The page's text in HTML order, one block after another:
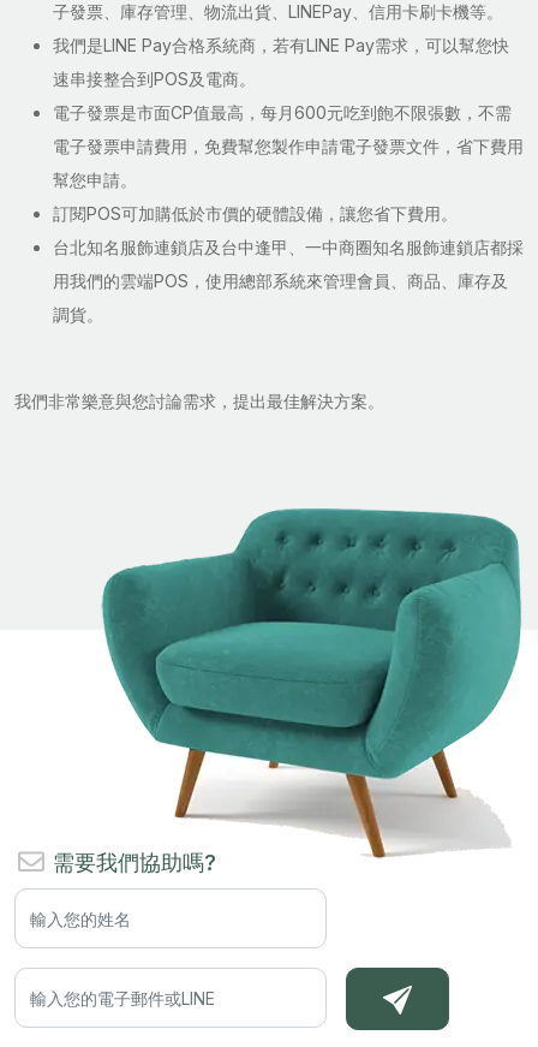
子發票、庫存管理、物流出貨、LINEPay、信用卡刷卡機等。
我們是LINE Pay合格系統商，若有LINE Pay需求，可以幫您快
速串接整合到POS及電商。
電子發票是市面CP值最高，每月600元吃到飽不限張數，不需
電子發票申請費用，免費幫您製作申請電子發票文件，省下費用
幫您申請。
訂閱POS可加購低於市價的硬體設備，讓您省下費用。
台北知名服飾連鎖店及台中逢甲、一中商圈知名服飾連鎖店都採
用我們的雲端POS，使用總部系統來管理會員、商品、庫存及
調貨。
我們非常樂意與您討論需求，提出最佳解決方案。
需要我們協助嗎?